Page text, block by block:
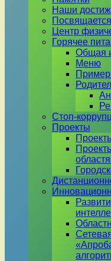
Наши
Центр
Горячее
Общая
Меню
Стоп-
Проекты